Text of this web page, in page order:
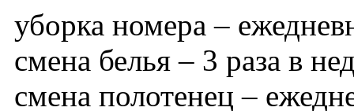
уборка номера –
смена белья – 3 раза в
смена полотенец –